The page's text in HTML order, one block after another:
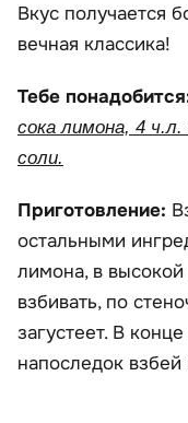
Вкус получается
вечная классика!
Тебе
сока лимона, 4
соли.
Приготовление:
остальными
лимона, в
взбивать, по
загустеет. В
напоследок